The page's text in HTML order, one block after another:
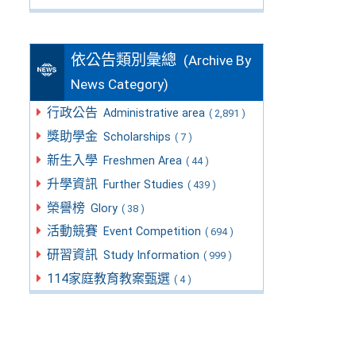
依公告類別彙總 (Archive By
News Category)
行政公告 Administrative area ( 2,891 )
獎助學金 Scholarships ( 7 )
新生入學 Freshmen Area ( 44 )
升學資訊 Further Studies ( 439 )
榮譽榜 Glory ( 38 )
活動競賽 Event Competition ( 694 )
研習資訊 Study Information ( 999 )
114家庭教育教案甄選 ( 4 )